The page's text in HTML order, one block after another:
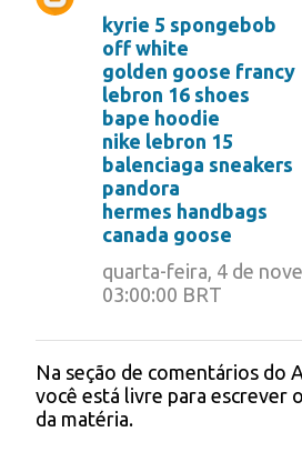
kyrie 5 spongebob
off white
golden goose francy
lebron 16 shoes
bape hoodie
nike lebron 15
balenciaga sneakers
pandora
hermes handbags
canada goose
quarta-feira, 4 de
03:00:00 BRT
P
o
s
Na seção de comentários do
você está livre para escrever
da matéria.